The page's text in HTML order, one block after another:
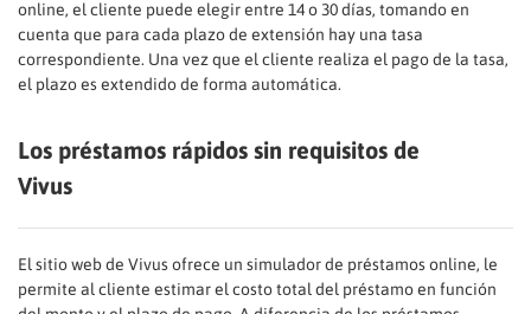
online, el cliente puede elegir entre 14 o 30 días, tomando en
cuenta que para cada plazo de extensión hay una tasa
correspondiente. Una vez que el cliente realiza el pago de la tasa,
el plazo es extendido de forma automática.
Los préstamos rápidos sin requisitos de
Vivus
El sitio web de Vivus ofrece un simulador de préstamos online, le
permite al cliente estimar el costo total del préstamo en función